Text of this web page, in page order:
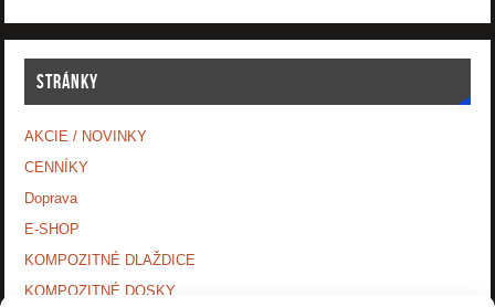
STRÁNKY
AKCIE / NOVINKY
CENNÍKY
Doprava
E-SHOP
KOMPOZITNÉ DLAŽDICE
KOMPOZITNÉ DOSKY.